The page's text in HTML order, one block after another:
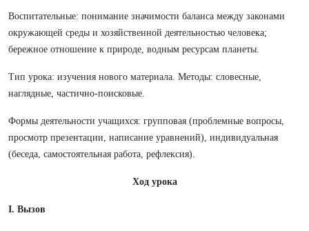
Воспитательные: понимание значимости баланса между законами
окружающей среды и хозяйственной деятельностью человека;
бережное отношение к природе, водным ресурсам планеты.
Тип урока: изучения нового материала. Методы: словесные,
наглядные, частично-поисковые.
Формы деятельности учащихся: групповая (проблемные вопросы,
просмотр презентации, написание уравнений), индивидуальная
(беседа, самостоятельная работа, рефлексия).
Ход урока
I. Вызов